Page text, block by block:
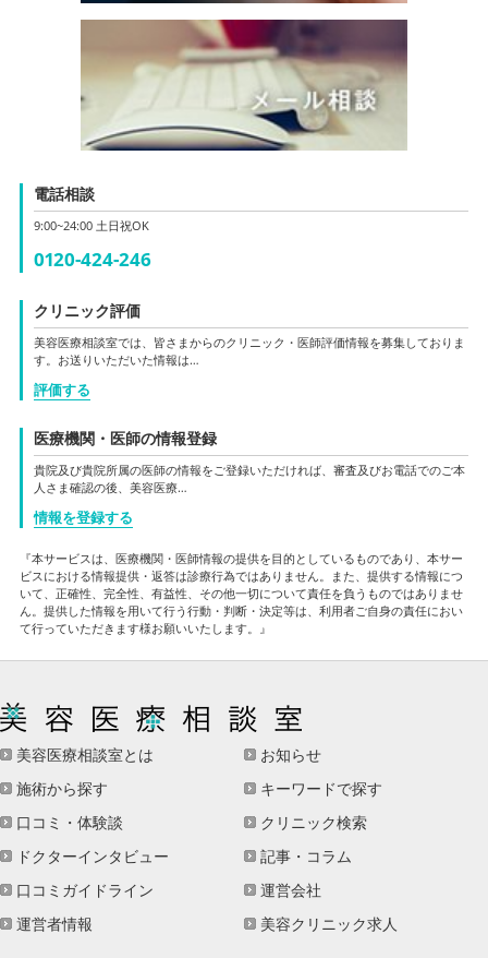
電話相談
9:00~24:00 土日祝OK
0120-424-246
クリニック評価
美容医療相談室では、皆さまからのクリニック・医師評価情報を募集しておりま
す。お送りいただいた情報は…
評価する
医療機関・医師の情報登録
貴院及び貴院所属の医師の情報をご登録いただければ、審査及びお電話でのご本
人さま確認の後、美容医療…
情報を登録する
『本サービスは、医療機関・医師情報の提供を目的としているものであり、本サー
ビスにおける情報提供・返答は診療行為ではありません。また、提供する情報につ
いて、正確性、完全性、有益性、その他一切について責任を負うものではありませ
ん。提供した情報を用いて行う行動・判断・決定等は、利用者ご自身の責任におい
て行っていただきます様お願いいたします。』
美容医療相談室とは
お知らせ
施術から探す
キーワードで探す
口コミ・体験談
クリニック検索
ドクターインタビュー
記事・コラム
口コミガイドライン
運営会社
運営者情報
美容クリニック求人